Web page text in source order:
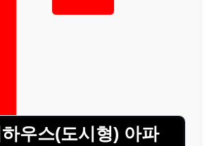
우스(도시형) 아파